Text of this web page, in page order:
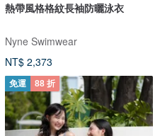
熱帶風格格紋長袖防曬泳衣
Nyne Swimwear
NT$ 2,373
免運 88 折